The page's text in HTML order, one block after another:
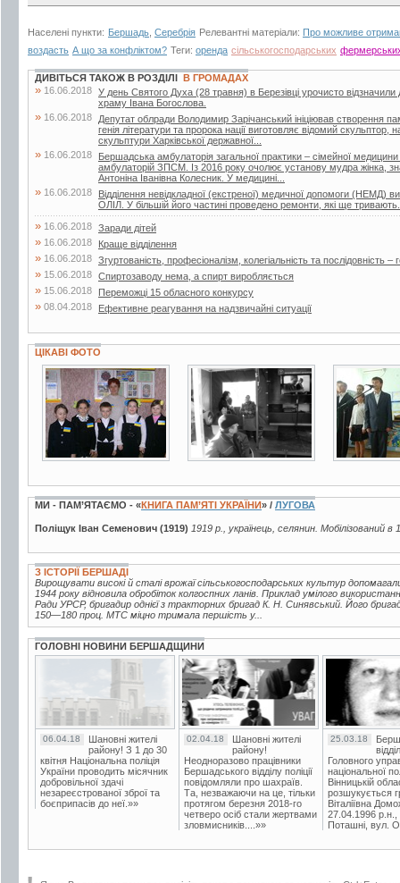
Населені пункти: Бершадь Серебрія Релевантні матеріали: Про можливе
воздасть А що за конфліктом? Теги: оренда сільськогосподарських
ДИВІТЬСЯ ТАКОЖ В РОЗДІЛІ В ГРОМАДАХ
» 16.06.2018 У день Святого Духа (28 травня) в Березівці урочисто відзначили
храму Івана Богослова.
» 16.06.2018
Депутат облради Володимир Зарічанський ініціював створення
генія літератури та пророка нації виготовляє відомий
скульптури Харківської державної...
» 16.06.2018
Бершадська амбулаторія загальної практики – сімейної
амбулаторій ЗПСМ. Із 2016 року очолює установу мудра жінка,
Антоніна Іванівна Колесник. У медицині...
» 16.06.2018
Відділення невідкладної (екстреної) медичної допомоги (НЕМД)
ОЛІЛ. У більшій його частині проведено ремонти, які ще тривають.
» 16.06.2018 Заради дітей
» 16.06.2018 Краще відділення
» 16.06.2018 Згуртованість, професіоналізм, колегіальність та послідовність –
» 15.06.2018 Спиртозаводу нема, а спирт виробляється
» 15.06.2018 Переможці 15 обласного конкурсу
» 08.04.2018 Ефективне реагування на надзвичайні ситуації
ЦІКАВІ ФОТО
4 фото 2 фото 4 фото
МИ - ПАМ’ЯТАЄМО - «КНИГА ПАМ’ЯТІ УКРАЇНИ» / ЛУГОВА
Поліщук Іван Семенович (1919) 1919 р., українець, селянин. Мобілізований
З ІСТОРІЇ БЕРШАДІ
Вирощувати високі й сталі врожаї сільськогосподарських культур
1944 року відновила обробіток колгоспних ланів. Приклад умілого
Ради УРСР, бригадир однієї з тракторних бригад К. Н. Синявський. Його
150—180 проц. МТС міцно тримала першість у...
ГОЛОВНІ НОВИНИ БЕРШАДЩИНИ
06.04.18
Шановні жителі
району! З 1 до 30
квітня Національна поліція
України проводить місячник
добровільної здачі
незареєстрованої зброї та
боєприпасів до неї.»»
02.04.18
Шановні жителі
району!
Неодноразово працівники
Бершадського відділу поліції
повідомляли про шахраїв.
Та, незважаючи на це, тільки
протягом березня 2018-го
четверо осіб стали жертвами
зловмисників....»»
25.03.18
Головного
національної
Вінницькій
розшукується
Віталіївна
27.04.1996 р.н.,
Поташні, вул.